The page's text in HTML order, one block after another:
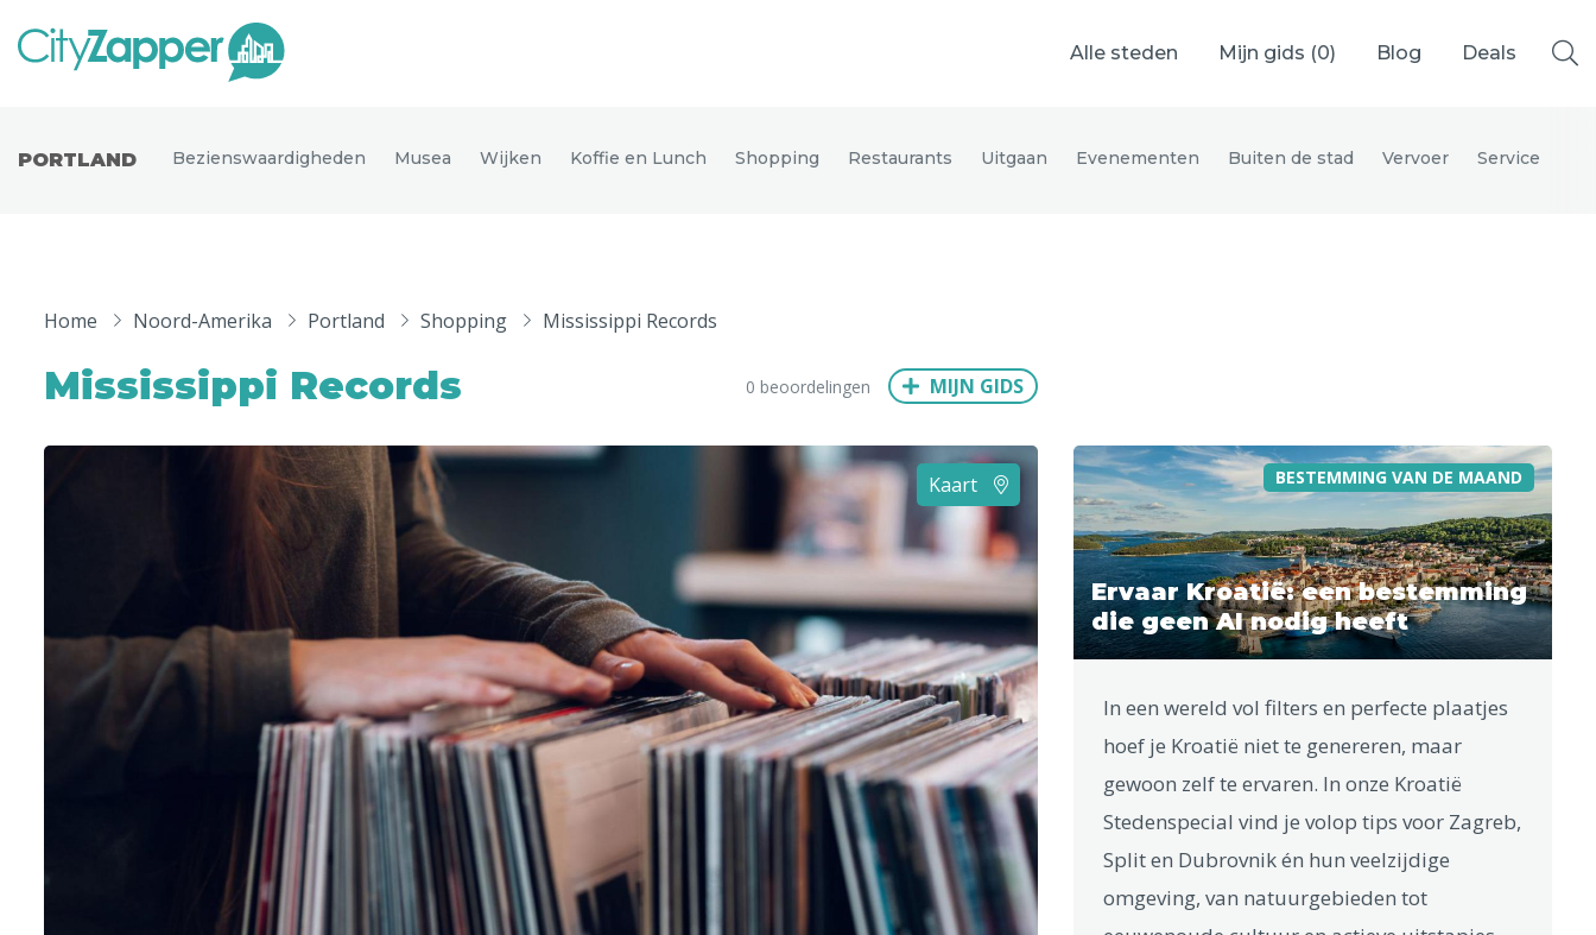
Alle steden Mijn gids (0) Blog Deals
Nederland
Europa
Noord-Amerika
Andere wereldsteden
Uitgelichte bestemmingen
Florence
München Wenen Budapest Bangkok
PORTLAND Bezienswaardigheden Musea Wijken Koffie en Lunch Shopping Restaurants Uitgaan Evenementen Buiten de stad Vervoer Service
Home Noord-Amerika Portland Shopping Mississippi Records
Mississippi Records 0 beoordelingen MIJN GIDS
Kaart BESTEMMING VAN DE MAAND
Ervaar Kroatië: een bestemming
die geen AI nodig heeft
In een wereld vol filters en perfecte plaatjes
hoef je Kroatië niet te genereren, maar
gewoon zelf te ervaren. In onze Kroatië
Stedenspecial vind je volop tips voor Zagreb,
Split en Dubrovnik én hun veelzijdige
omgeving, van natuurgebieden tot